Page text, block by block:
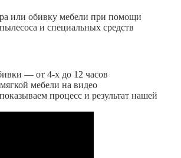
или обивку мебели при помощи
и специальных средств
— от 4-х до 12 часов
мебели на видео
процесс и результат нашей